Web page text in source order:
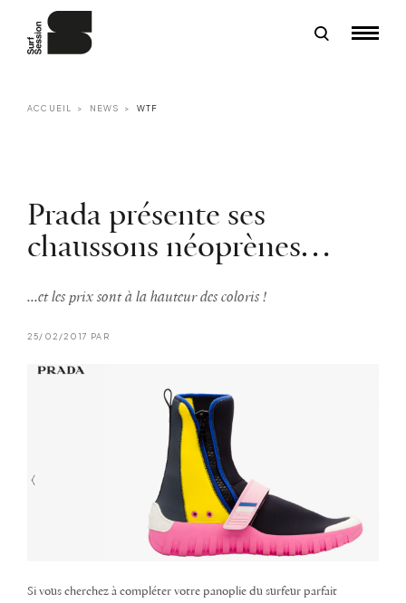
ACCUEIL NEWS WTF
Prada présente ses
chaussons néoprènes…
...et les prix sont à la hauteur des coloris !
25/02/2017 PAR
Si vous cherchez à compléter votre panoplie du surfeur parfait